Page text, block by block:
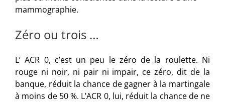
mammographie.
Zéro ou trois …
L’ ACR 0, c’est un peu le zéro de la roulette. Ni
rouge ni noir, ni pair ni impair, ce zéro, dit de la
banque, réduit la chance de gagner à la martingale
à moins de 50 %. L’ACR 0, lui, réduit la chance de ne